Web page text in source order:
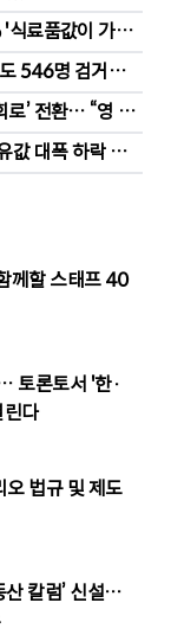
료품값이 가장
도 546명 검거…
로’ 전환… “영 스
값 대폭 하락 예
께할 스태프 40
토론토서 '한·
린다
오 법규 및 제도
산 칼럼’ 신설…